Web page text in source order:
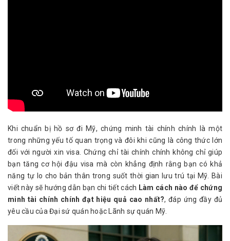
Khi chuẩn bị hồ sơ đi Mỹ, chứng minh tài chính chính là một
trong những yếu tố quan trọng và đôi khi cũng là công thức lớn
đối với người xin visa. Chứng chỉ tài chính chính không chỉ giúp
bạn tăng cơ hội đậu visa mà còn khẳng định rằng bạn có khả
năng tự lo cho bản thân trong suốt thời gian lưu trú tại Mỹ. Bài
viết này sẽ hướng dẫn bạn chi tiết cách Làm cách nào để chứng
minh tài chính chính đạt hiệu quả cao nhất?, đáp ứng đầy đủ
yêu cầu của Đại sứ quán hoặc Lãnh sự quán Mỹ.